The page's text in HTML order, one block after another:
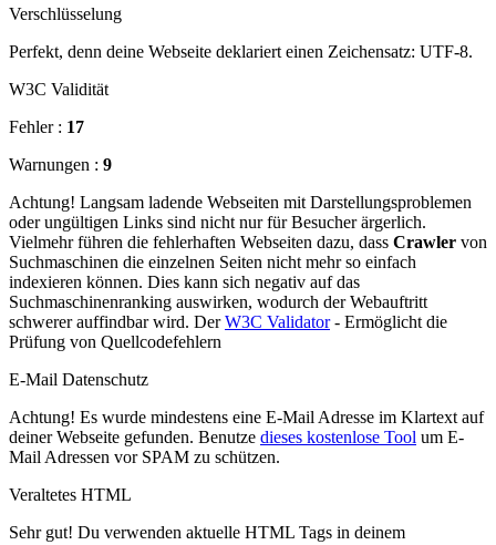
Verschlüsselung
Perfekt, denn deine Webseite deklariert einen Zeichensatz: UTF-8.
W3C Validität
Fehler : 17
Warnungen : 9
Achtung! Langsam ladende Webseiten mit Darstellungsproblemen
oder ungültigen Links sind nicht nur für Besucher ärgerlich.
Vielmehr führen die fehlerhaften Webseiten dazu, dass Crawler von
Suchmaschinen die einzelnen Seiten nicht mehr so einfach
indexieren können. Dies kann sich negativ auf das
Suchmaschinenranking auswirken, wodurch der Webauftritt
schwerer auffindbar wird. DerW3C Validator- Ermöglicht die
Prüfung von Quellcodefehlern
E-Mail Datenschutz
Achtung! Es wurde mindestens eine E-Mail Adresse im Klartext auf
deiner Webseite gefunden. Benutze dieses kostenlose Tool um E-
Mail Adressen vor SPAM zu schützen.
Veraltetes HTML
Sehr gut! Du verwenden aktuelle HTML Tags in deinem